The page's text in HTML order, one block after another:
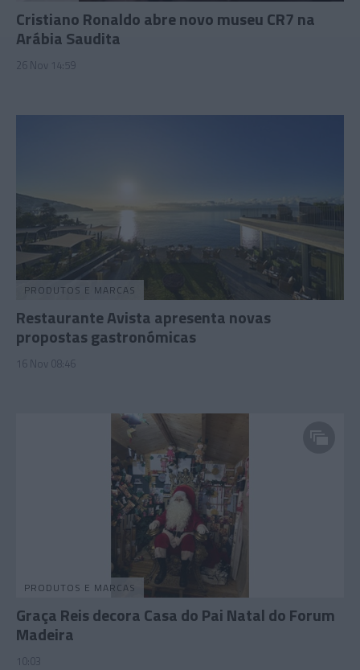
Cristiano Ronaldo abre novo museu CR7 na
Arábia Saudita
26 Nov 14:59
PRODUTOS E MARCAS
Restaurante Avista apresenta novas
propostas gastronómicas
16 Nov 08:46
PRODUTOS E MARCAS
Graça Reis decora Casa do Pai Natal do Forum
Madeira
10:03